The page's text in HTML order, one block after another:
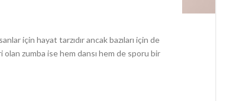
için hayat tarzıdır ancak bazıları için de
olan zumba ise hem dansı hem de sporu bir